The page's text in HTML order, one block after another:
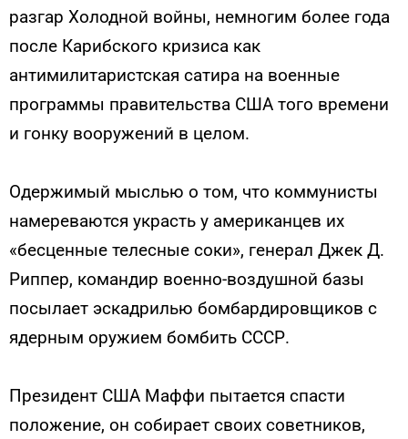
разгар Холодной войны, немногим более года
после Карибского кризиса как
антимилитаристская сатира на военные
программы правительства США того времени
и гонку вооружений в целом.
Одержимый мыслью о том, что коммунисты
намереваются украсть у американцев их
«бесценные телесные соки», генерал Джек Д.
Риппер, командир военно-воздушной базы
посылает эскадрилью бомбардировщиков с
ядерным оружием бомбить СССР.
Президент США Маффи пытается спасти
положение, он собирает своих советников,